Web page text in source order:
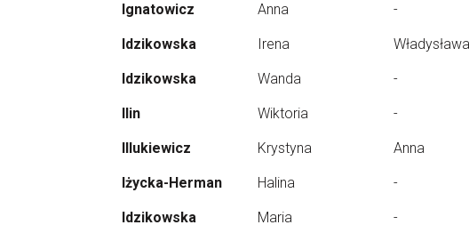
Ignatowicz Anna -
Idzikowska Irena Władysława
Idzikowska Wanda -
Ilin Wiktoria -
Illukiewicz Krystyna Anna
Iżycka-Herman Halina -
Idzikowska Maria -